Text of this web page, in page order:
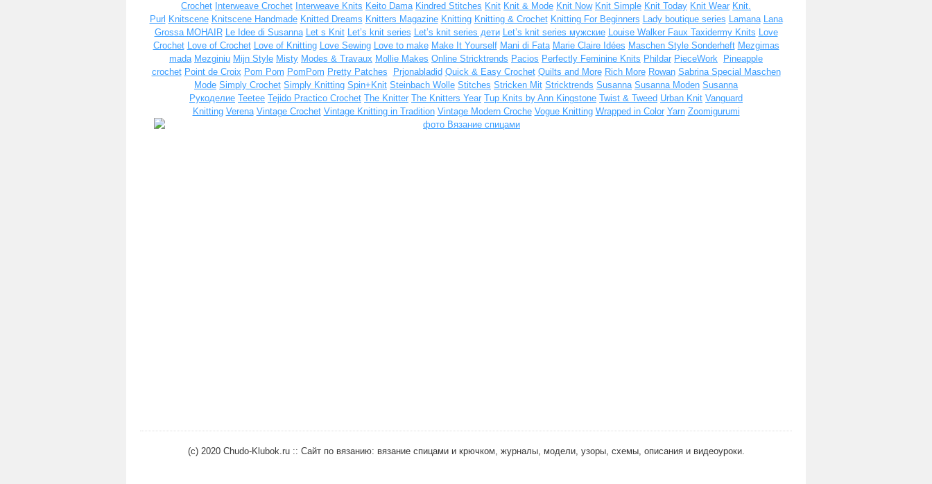
Crochet Interweave Crochet Interweave Knits Keito Dama Kindred Stitches Knit Knit & Mode Knit Now Knit Simple Knit Today Knit Wear Knit.
Purl Knitscene Knitscene Handmade Knitted Dreams Knitters Magazine Knitting Knitting & Crochet Knitting For Beginners Lady boutique series Lamana Lana
Grossa MOHAIR Le Idee di Susanna Let s Knit Let’s knit series Let’s knit series дети Let’s knit series мужские Louise Walker Faux Taxidermy Knits Love
Crochet Love of Crochet Love of Knitting Love Sewing Love to make Make It Yourself Mani di Fata Marie Claire Idées Maschen Style Sonderheft Mezgimas
mada Mezginiu Mijn Style Misty Modes & Travaux Mollie Makes Online Stricktrends Pacios Perfectly Feminine Knits Phildar PieceWork
Pineapple
crochet Point de Croix Pom Pom PomPom Pretty Patches Prjonabladid Quick & Easy Crochet Quilts and More Rich More Rowan Sabrina Special Maschen
Mode Simply Crochet Simply Knitting Spin+Knit Steinbach Wolle Stitches Stricken Mit Stricktrends Susanna Susanna Moden Susanna
Рукоделие Teetee Tejido Practico Crochet The Knitter The Knitters Year Tup Knits by Ann Kingstone Twist & Tweed Urban Knit Vanguard
Knitting Verena Vintage Crochet Vintage Knitting in Tradition Vintage Modern Croche Vogue Knitting Wrapped in Color Yarn Zoomigurumi
(c) 2020 Chudo-Klubok.ru :: Сайт по вязанию: вязание спицами и крючком, журналы, модели, узоры, схемы, описания и видеоуроки.